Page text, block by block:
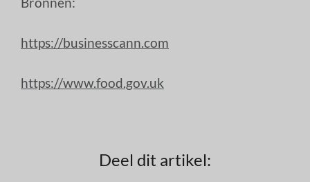
https://businesscann.com
https://www.food.gov.uk
Deel dit artikel: